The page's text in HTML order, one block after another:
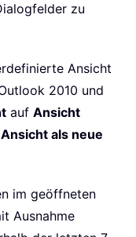
zu
Ansicht
2010 und
auf Ansicht
als neue
im geöffneten
Ausnahme